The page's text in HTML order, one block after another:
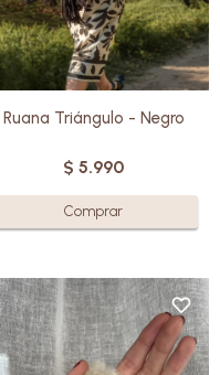
Ruana Triángulo - Negro
$ 5.990